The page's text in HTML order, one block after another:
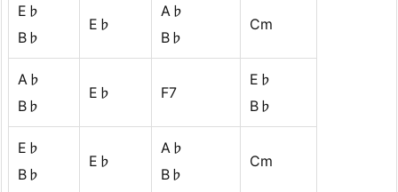
E♭
B♭
E♭
A♭
B♭
Cm
A♭
B♭
E♭ F7
E♭
B♭
E♭
B♭
E♭
A♭
B♭
Cm